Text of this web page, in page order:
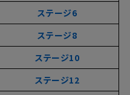
ステージ6
ステージ8
ステージ10
ステージ12